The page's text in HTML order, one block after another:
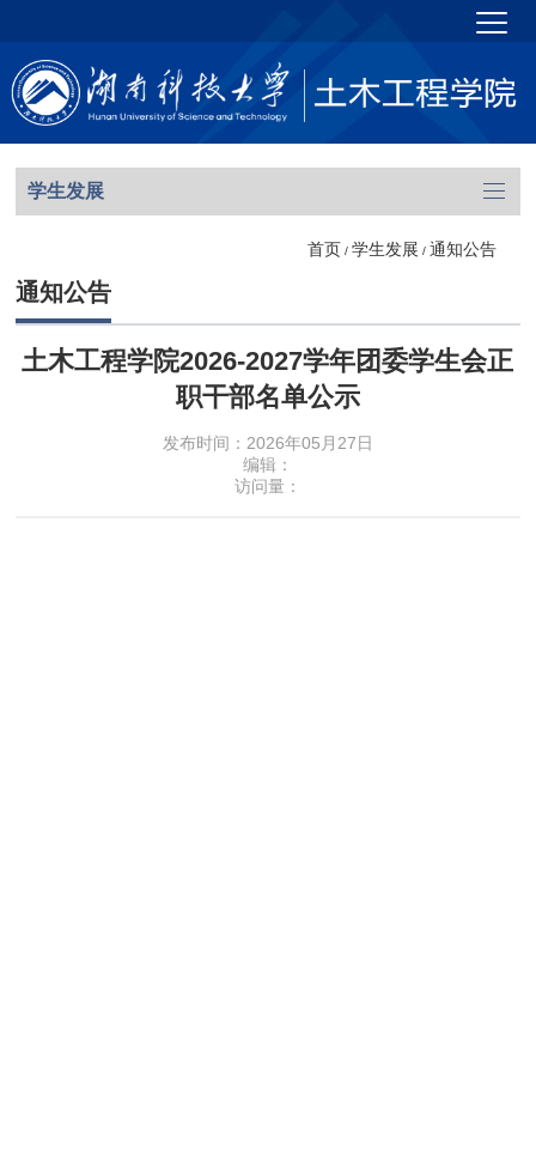
学生发展
首页 / 学生发展 / 通知公告
通知公告
土木工程学院2026-2027学年团委学生会正
职干部名单公示
发布时间：2026年05月27日
编辑：
访问量：